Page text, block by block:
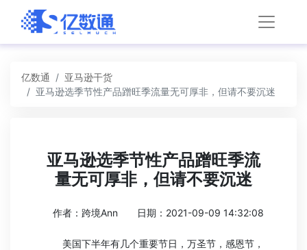
亿数通
亚马逊干货
亚马逊选季节性产品蹭旺季流量无可厚非，但请不要沉迷
亚马逊选季节性产品蹭旺季流
量无可厚非，但请不要沉迷
作者：跨境Ann 日期：2021-09-09 14:32:08
美国下半年有几个重要节日，万圣节，感恩节，